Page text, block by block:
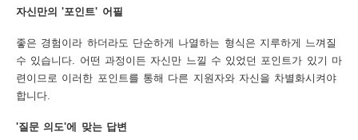
자신만의 '포인트' 어필
좋은 경험이라 하더라도 단순하게 나열하는 형식은 지루하게 느껴질
수 있습니다. 어떤 과정이든 자신만 느낄 수 있었던 포인트가 있기 마
련이므로 이러한 포인트를 통해 다른 지원자와 자신을 차별화시켜야
합니다.
'질문 의도'에 맞는 답변